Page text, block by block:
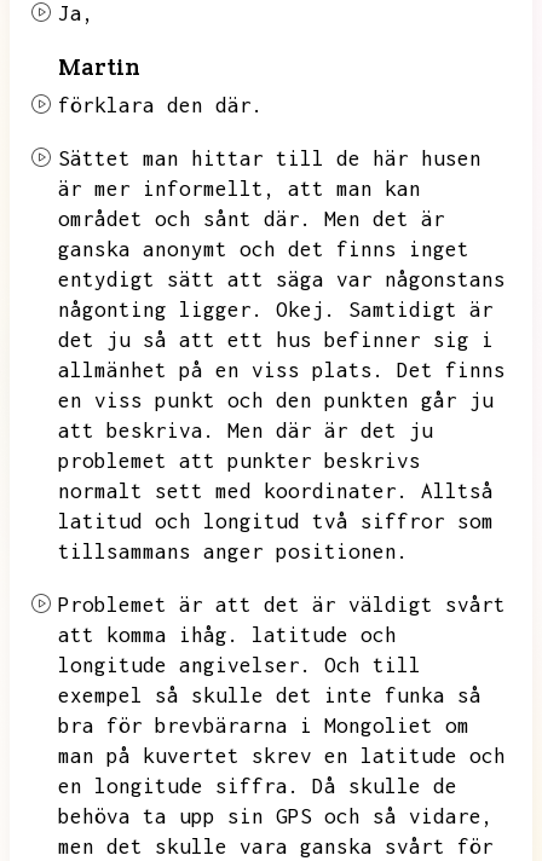
Ja,
Martin
förklara den där.
Sättet man hittar till de här husen
är mer informellt,
att man kan
området och sånt där.
Men det är
ganska anonymt och det finns inget
entydigt sätt att säga var någonstans
någonting ligger.
Okej.
Samtidigt är
det ju så att ett hus befinner sig i
allmänhet på en viss plats.
Det finns
en viss punkt och den punkten går ju
att beskriva.
Men där är det ju
problemet att punkter beskrivs
normalt sett med koordinater.
Alltså
latitud och longitud två siffror som
tillsammans anger positionen.
Problemet är att det är väldigt svårt
att komma ihåg.
latitude och
longitude angivelser.
Och till
exempel så skulle det inte funka så
bra för brevbärarna i Mongoliet om
man på kuvertet skrev en latitude och
en longitude siffra.
Då skulle de
behöva ta upp sin GPS och så vidare,
men det skulle vara ganska svårt för